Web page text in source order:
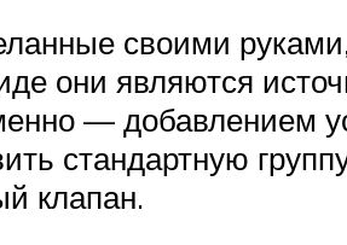
своими
они являются
— добавлением
стандартную
клапан.